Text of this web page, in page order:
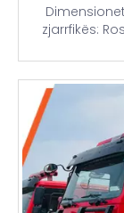
zjarrfikës: